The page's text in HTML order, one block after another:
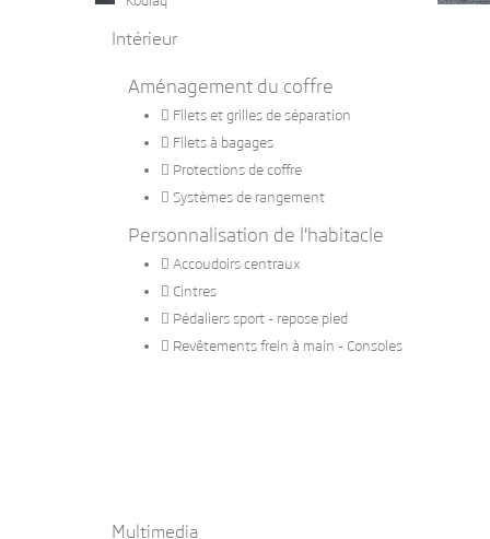
Intérieur
Aménagement du coffre
 Filets et grilles de séparation
 Filets à bagages
 Protections de coffre
 Systèmes de rangement
Personnalisation de l'habitacle
 Accoudoirs centraux
 Cintres
 Pédaliers sport - repose pied
 Revêtements frein à main - Consoles
Multimedia